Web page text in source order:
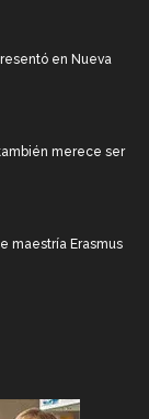
en Nueva
merece ser
maestría Erasmus